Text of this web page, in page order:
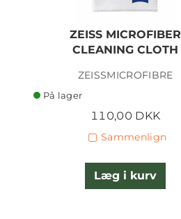
ZEISS MICROFIBER
CLEANING CLOTH
ZEISSMICROFIBRE
På lager
110,00 DKK
Sammenlign
Læg i kurv